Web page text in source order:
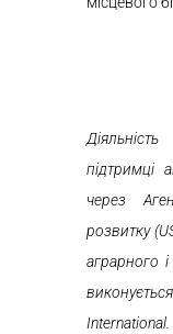
підтримці
через
розвитку
аграрного
International